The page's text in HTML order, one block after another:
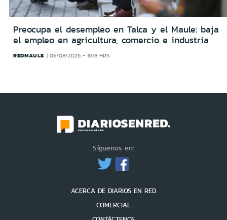
Preocupa el desempleo en Talca y el Maule: baja
el empleo en agricultura, comercio e industria
REDMAULE 06/08/2026 - 19:18 HRS
Síguenos en:
ACERCA DE DIARIOS EN RED
COMERCIAL